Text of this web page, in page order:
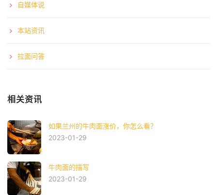
自媒体说
本站资讯
拉面问答
相关资讯
如果兰州的牛肉面涨价，你怎么看？
2023-01-29
牛肉面的描写
2023-01-29